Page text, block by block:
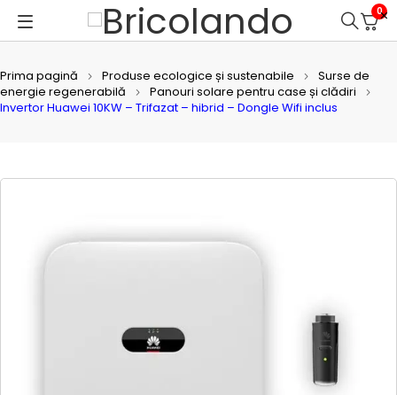
0
Prima pagină Produse ecologice și sustenabile
Surse de
energie regenerabilă
Panouri solare pentru case și clădiri
Invertor Huawei 10KW – Trifazat – hibrid – Dongle Wifi inclus